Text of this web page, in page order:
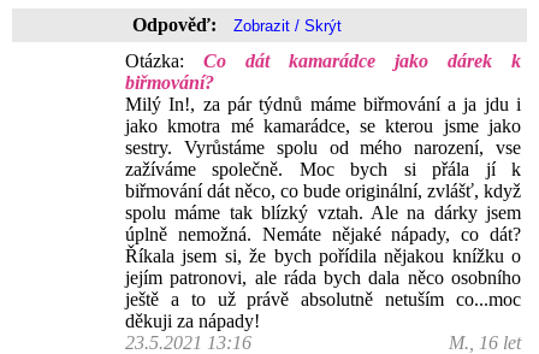
Odpověď:
Otázka: Co dát kamarádce jako dárek k
biřmování?
Milý In!, za pár týdnů máme biřmování a ja jdu i
jako kmotra mé kamarádce, se kterou jsme jako
sestry. Vyrůstáme spolu od mého narození, vse
zažíváme společně. Moc bych si přála jí k
biřmování dát něco, co bude originální, zvlášť, když
spolu máme tak blízký vztah. Ale na dárky jsem
úplně nemožná. Nemáte nějaké nápady, co dát?
Říkala jsem si, že bych pořídila nějakou knížku o
jejím patronovi, ale ráda bych dala něco osobního
ještě a to už právě absolutně netuším co...moc
děkuji za nápady!
23.5.2021 13:16
M., 16 let